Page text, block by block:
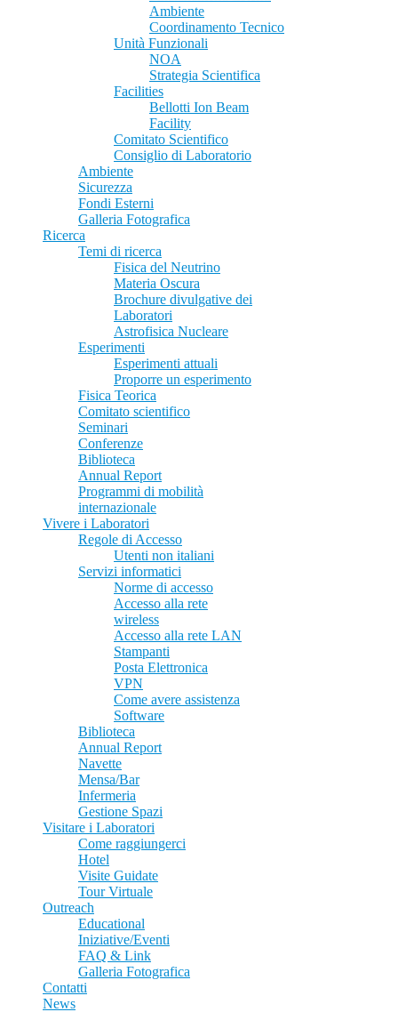
Ambiente
Coordinamento Tecnico
Unità Funzionali
NOA
Strategia Scientifica
Facilities
Bellotti Ion Beam
Facility
Comitato Scientifico
Consiglio di Laboratorio
Ambiente
Sicurezza
Fondi Esterni
Galleria Fotografica
Ricerca
Temi di ricerca
Fisica del Neutrino
Materia Oscura
Brochure divulgative dei
Laboratori
Astrofisica Nucleare
Esperimenti
Esperimenti attuali
Proporre un esperimento
Fisica Teorica
Comitato scientifico
Seminari
Conferenze
Biblioteca
Annual Report
Programmi di mobilità
internazionale
Vivere i Laboratori
Regole di Accesso
Utenti non italiani
Servizi informatici
Norme di accesso
Accesso alla rete
wireless
Accesso alla rete LAN
Stampanti
Posta Elettronica
VPN
Come avere assistenza
Software
Biblioteca
Annual Report
Navette
Mensa/Bar
Infermeria
Gestione Spazi
Visitare i Laboratori
Come raggiungerci
Hotel
Visite Guidate
Tour Virtuale
Outreach
Educational
Iniziative/Eventi
FAQ & Link
Galleria Fotografica
Contatti
News